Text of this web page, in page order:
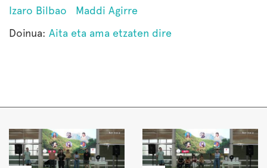
Izaro Bilbao
Maddi Agirre
Doinua: Aita eta ama etzaten dire